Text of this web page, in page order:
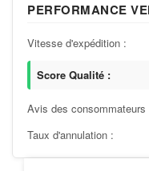
PERFORMANCE
Vitesse d'expédition :
Score Qualité :
Avis des consommateurs
Taux d'annulation :